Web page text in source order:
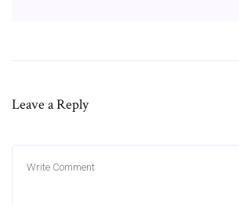
Leave a Reply